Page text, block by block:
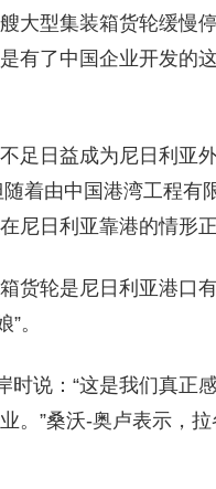
大型集装箱货轮缓慢
有了中国企业开发的
足日益成为尼日利亚
着由中国港湾工程有
尼日利亚靠港的情形正
货轮是尼日利亚港口
。
说：“这是我们真正
。”桑沃-奥卢表示，